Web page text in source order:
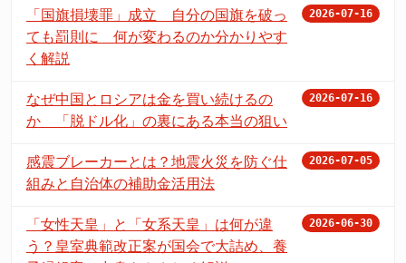
「国旗損壊罪」成立 自分の国旗を破っ
ても罰則に 何が変わるのか分かりやす
く解説
2026-07-16
なぜ中国とロシアは金を買い続けるの
か 「脱ドル化」の裏にある本当の狙い
2026-07-16
感震ブレーカーとは？地震火災を防ぐ仕
組みと自治体の補助金活用法
2026-07-05
「女性天皇」と「女系天皇」は何が違
う？皇室典範改正案が国会で大詰め、養
2026-06-30